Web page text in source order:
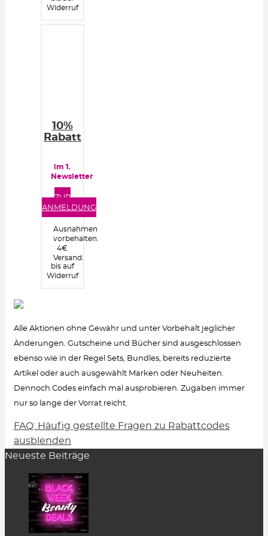
Widerruf
10%
Rabatt
im 1.
Newsletter
ZUR
ANMELDUNG
Ausnahmen
vorbehalten.
4€
Versand.
bis auf
Widerruf
Alle Aktionen ohne Gewähr und unter Vorbehalt jeglicher
Änderungen. Gutscheine und Bücher sind ausgeschlossen
ebenso wie in der Regel Sets, Bundles, bereits reduzierte
Artikel oder auch ausgewählt Marken oder Neuheiten.
Dennoch Codes einfach mal ausprobieren. Zugaben immer
nur so lange der Vorrat reicht.
Wie löse ich einen Rabattcode ein?
Um den Gutschein-Code anzuzeigen, klicke in
der Rabatt-Beschreibung auf den Button
zeigen“. Es öffnet sich ein Pop-up-Fenster.
Einfach auf„kopieren“
zwischengespeichert.
FAQ: Häufig gestellte Fragen zu Rabattcodes
ausblenden
Neueste Beiträge